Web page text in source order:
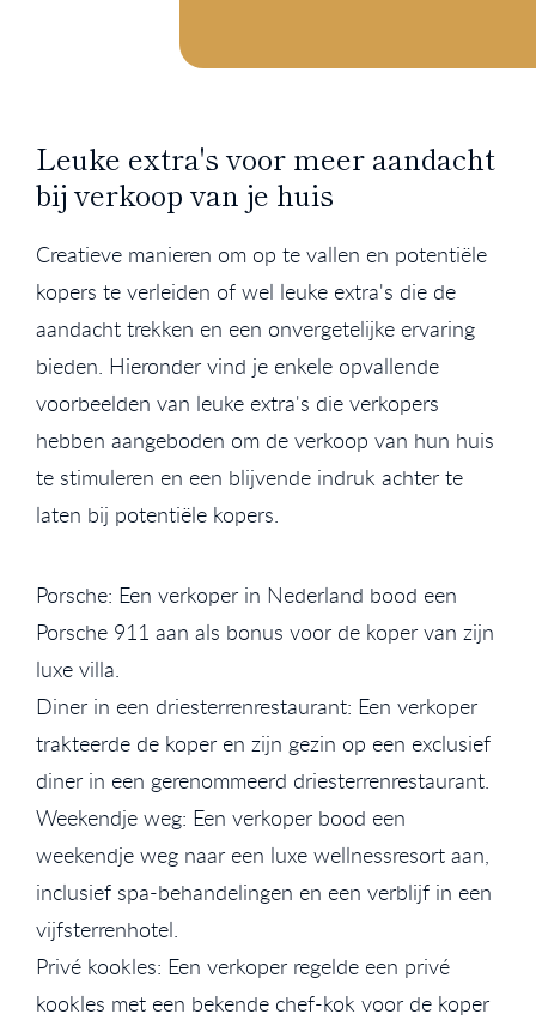
Leuke extra's voor meer aandacht
bij verkoop van je huis
Creatieve manieren om op te vallen en potentiële
kopers te verleiden of wel leuke extra's die de
aandacht trekken en een onvergetelijke ervaring
bieden. Hieronder vind je enkele opvallende
voorbeelden van leuke extra's die verkopers
hebben aangeboden om de verkoop van hun huis
te stimuleren en een blijvende indruk achter te
laten bij potentiële kopers.
Porsche: Een verkoper in Nederland bood een
Porsche 911 aan als bonus voor de koper van zijn
luxe villa.
Diner in een driesterrenrestaurant: Een verkoper
trakteerde de koper en zijn gezin op een exclusief
diner in een gerenommeerd driesterrenrestaurant.
Weekendje weg: Een verkoper bood een
weekendje weg naar een luxe wellnessresort aan,
inclusief spa-behandelingen en een verblijf in een
vijfsterrenhotel.
Privé kookles: Een verkoper regelde een privé
kookles met een bekende chef-kok voor de koper